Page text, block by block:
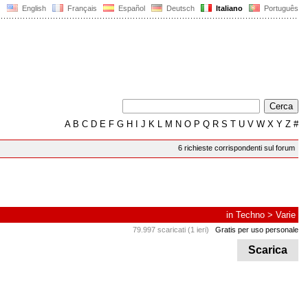
English Français Español Deutsch Italiano Português
AB C D E F G H J K L M N O P Q R S T U V W X Y Z #
6 richieste corrispondenti sul forum
in Techno > Varie
79.997 scaricati (1 ieri) Gratis per uso personale
Scarica